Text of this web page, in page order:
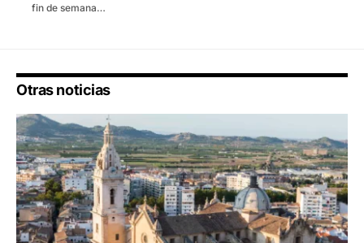
fin de semana…
Otras noticias